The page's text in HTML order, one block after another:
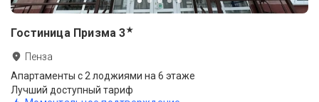
Гостиница Призма 3★
Пенза
Апартаменты с 2 лоджиями на 6 этаже
Лучший доступный тариф